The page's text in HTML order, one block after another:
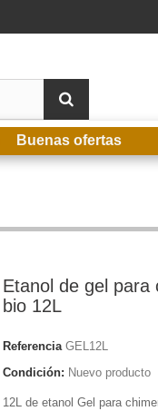
Buenas ofertas
Etanol de gel para
bio 12L
Referencia GEL12L
Condición: Nuevo producto
12L de etanol Gel para